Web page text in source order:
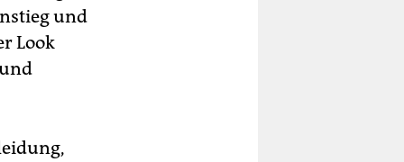
und
Look